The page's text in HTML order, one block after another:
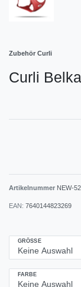
Zubehör Curli
Curli
Artikelnummer NEW-
EAN: 7640144823269
GRÖSSE
FARBE